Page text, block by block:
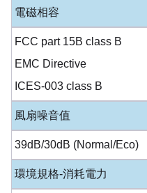
電磁相容
FCC part 15B class B
EMC Directive
ICES-003 class B
風扇噪音值
39dB/30dB (Normal/Eco)
環境規格-消耗電力